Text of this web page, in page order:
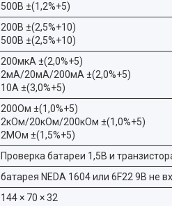
500В ±(1,2%+5)
200В ±(2,5%+10)
500В ±(2,5%+10)
200мкA ±(2,0%+5)
2мA/20мA/200мA ±(2,0%+5)
10A ±(3,0%+5)
200Ом ±(1,0%+5)
2кОм/20кОм/200кОм ±(1,0%+5)
2MОм ±(1,5%+5)
Проверка батареи 1,5В и
батарея NEDA 1604 или 6F22 9В не
144 × 70 × 32